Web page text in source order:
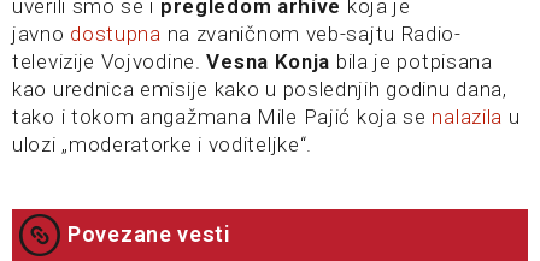
uverili smo se i pregledom arhive koja je
javno dostupna na zvaničnom veb-sajtu Radio-
televizije Vojvodine.Vesna Konja bila je potpisana
kao urednica emisije kako u poslednjih godinu dana,
tako i tokom angažmana Mile Pajić koja se nalazila u
ulozi „moderatorke i voditeljke“.
Povezane vesti